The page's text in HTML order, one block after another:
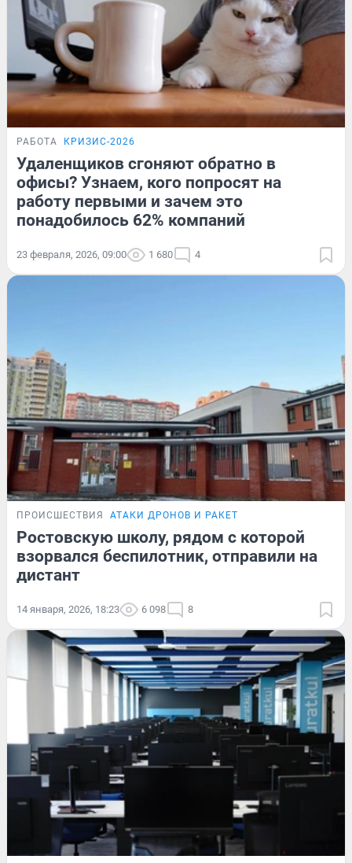
РАБОТА КРИЗИС-2026
Удаленщиков сгоняют обратно в
офисы? Узнаем, кого попросят на
работу первыми и зачем это
понадобилось 62% компаний
23 февраля, 2026, 09:00 1 680 4
ПРОИСШЕСТВИЯ АТАКИ ДРОНОВ И РАКЕТ
Ростовскую школу, рядом с которой
взорвался беспилотник, отправили на
дистант
14 января, 2026, 18:23 6 098 8